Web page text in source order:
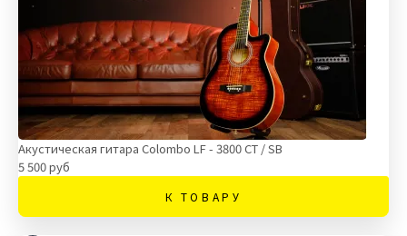
Акустическая гитара Colombo LF - 3800 CT / SB
5 500 руб
К ТОВАРУ